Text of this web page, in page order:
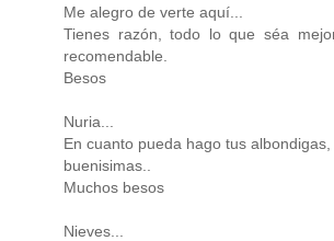
Me alegro de verte aquí...
Tienes razón, todo lo que séa
recomendable.
Besos
Nuria...
En cuanto pueda hago tus
buenisimas..
Muchos besos
Nieves...